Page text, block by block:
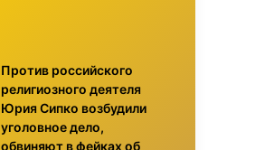
Против российского
религиозного деятеля
Юрия Сипко возбудили
уголовное дело,
обвиняют в фейках об